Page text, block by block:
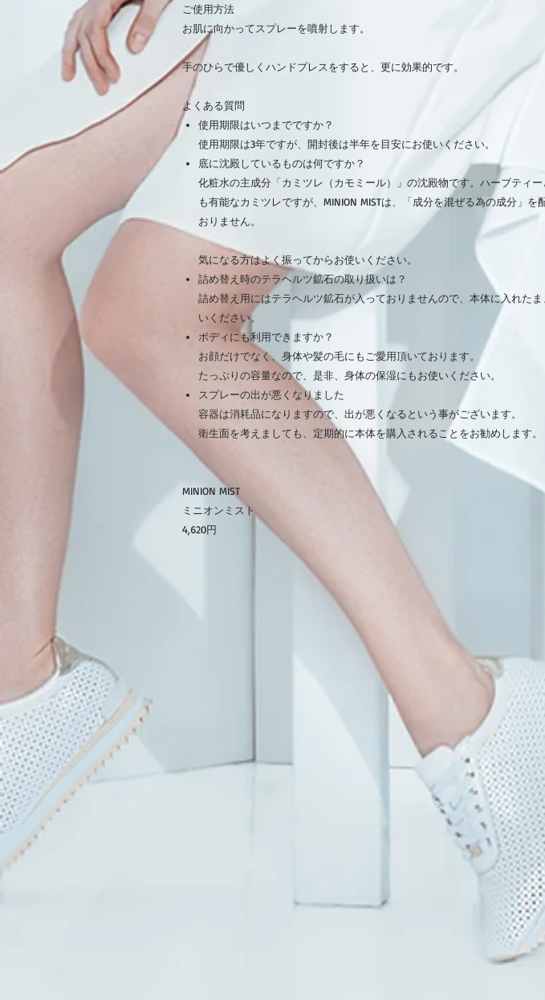
ご使用方法
お肌に向かってスプレーを噴射します。
手のひらで優しくハンドプレスをすると、更に効果的です。
よくある質問
使用期限はいつまでですか？
使用期限は3年ですが、開封後は半年を目安にお使いください。
底に沈殿しているものは何ですか？
化粧水の主成分「カミツレ（カモミール）」の沈殿物です。ハーブティー
も有能なカミツレですが、MINION MISTは、「成分を混ぜる為の成分」を
おりません。
気になる方はよく振ってからお使いください。
詰め替え時のテラヘルツ鉱石の取り扱いは？
詰め替え用にはテラヘルツ鉱石が入っておりませんので、本体に入れたま
いください。
ボディにも利用できますか？
お顔だけでなく、身体や髪の毛にもご愛用頂いております。
たっぷりの容量なので、是非、身体の保湿にもお使いください。
スプレーの出が悪くなりました
容器は消耗品になりますので、出が悪くなるという事がございます。
衛生面を考えましても、定期的に本体を購入されることをお勧めします。
MINION MIST
ミニオンミスト
4,620円